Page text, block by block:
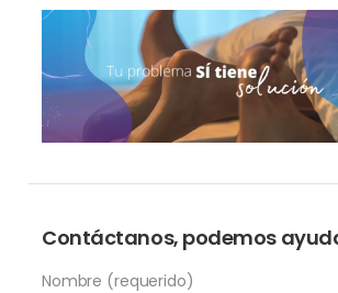
Contáctanos, podemos
Nombre (requerido)